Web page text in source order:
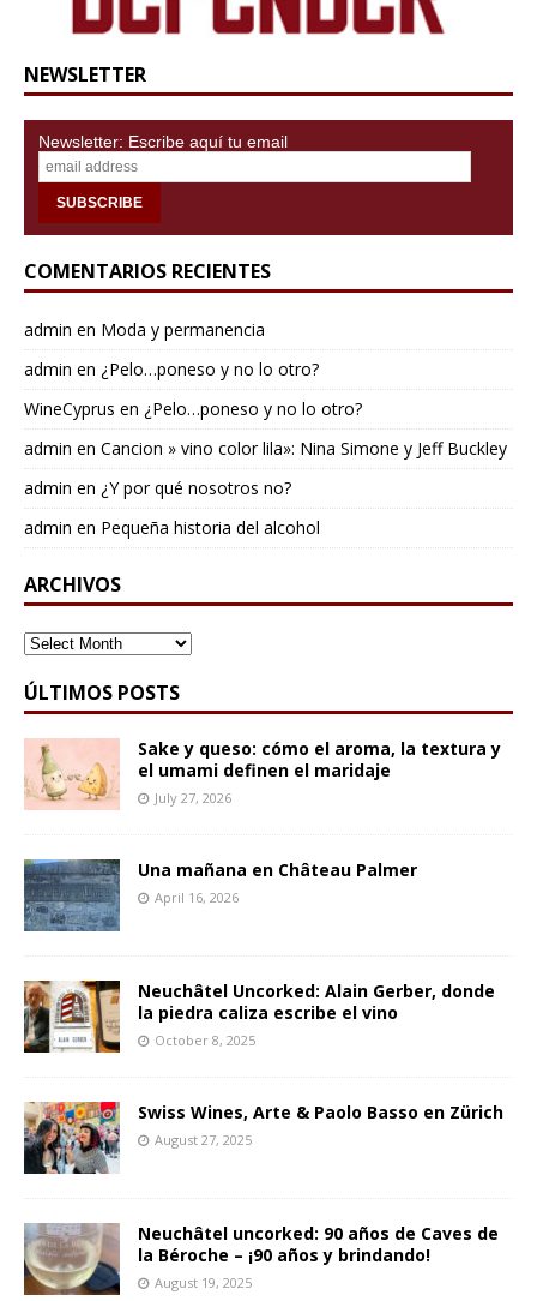
NEWSLETTER
Newsletter: Escribe aquí tu email
COMENTARIOS RECIENTES
admin en Moda y permanencia
admin en ¿Pelo…poneso y no lo otro?
WineCyprus en ¿Pelo…poneso y no lo otro?
admin en Cancion » vino color lila»: Nina Simone y Jeff Buckley
admin en ¿Y por qué nosotros no?
admin en Pequeña historia del alcohol
ARCHIVOS
ARCHIVOS
ÚLTIMOS POSTS
Sake y queso: cómo el aroma, la textura y
el umami definen el maridaje
July 27, 2026
Una mañana en Château Palmer
April 16, 2026
Neuchâtel Uncorked: Alain Gerber, donde
la piedra caliza escribe el vino
October 8, 2025
Swiss Wines, Arte & Paolo Basso en Zürich
August 27, 2025
Neuchâtel uncorked: 90 años de Caves de
la Béroche – ¡90 años y brindando!
August 19, 2025